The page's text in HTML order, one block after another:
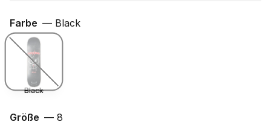
Farbe — Black
Black
Größe — 8